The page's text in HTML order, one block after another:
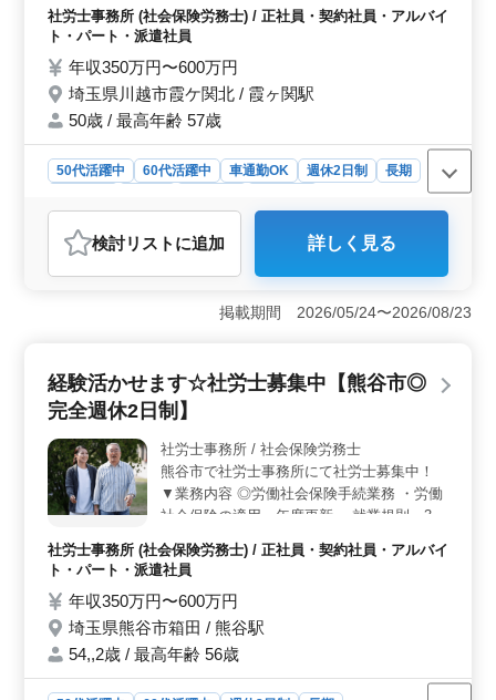
・労務トラブル対応 ・就業規則作成 ・助成
金業務 等 今までの培ってきた経験が活かせ
るお仕事です！ ご応募お待ちしておりま
す！
社労士事務所 (社会保険労務士) / 正社員・契約社員・アルバイ
ト・パート・派遣社員
年収350万円〜600万円
埼玉県川越市霞ケ関北 / 霞ヶ関駅
50歳 / 最高年齢 57歳
50代活躍中 60代活躍中 車通勤OK 週休2日制
長期
社労士事務所
おすすめポイント
＜完全週休2日制で働きやすい環境＞ 埼玉県川越市での
社会保険労務士のお仕事に、嬉しい完全週休2日制が採用
されています。経験豊富な50代以上のベテラン社労士を
に挑戦＞ 業務内容は社会保険の手続きから給与計算、
人材育成まで幅広く、これまでの経験を十分に活かせる
中、助成金業務や労務トラブル対応などでのスキルを磨
くことができます。 ＜経験20年以上の方も歓迎＞
社労士事務所経験が6ヶ月以上あれば応募可能で、経験20
年以上の方は特に歓迎されています。給与面や通勤手当
意されており、ワークライフバランスを重視した働き方
が可能です。皆さまのご応募をお待ちしています♪
検討リスト に追加 詳しく見る
掲載期間 2026/05/24〜2026/08/23
経験活かせます☆社労士募集中【熊谷市◎
完全週休2日制】
社労士事務所 / 社会保険労務士
熊谷市で社労士事務所にて社労士募集中！
▼業務内容 ◎労働社会保険手続業務 ・労働
社会保険の適用、年度更新 ・就業規則、36
入期間、受給資格確認 等 ▼備考 ・完全週休
2日制 ・50代、60代の採用実績あり 今まで
の経験を生かしてみませんか？ まずはお気
軽にお問い合わせください♪
社労士事務所 (社会保険労務士) / 正社員・契約社員・アルバイ
ト・パート・派遣社員
年収350万円〜600万円
埼玉県熊谷市箱田 / 熊谷駅
54,,2歳 / 最高年齢 56歳